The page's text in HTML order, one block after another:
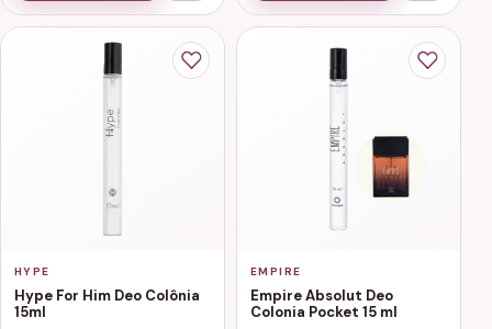
HYPE
Hype For Him Deo Colônia
15ml
EMPIRE
Empire Absolut Deo
Colonia Pocket 15 ml